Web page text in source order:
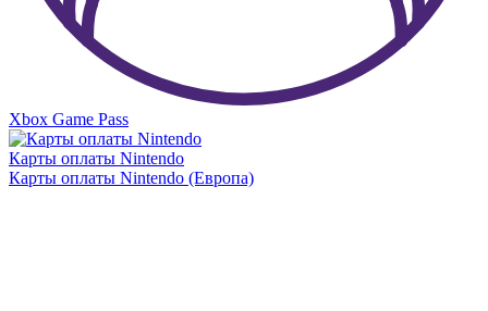
Xbox Game Pass
Карты оплаты Nintendo
Карты оплаты Nintendo (Европа)